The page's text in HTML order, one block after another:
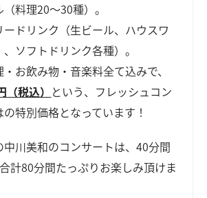
料理20～30種）。
ドリンク（生ビール、ハウスワ
ソフトドリンク各種）。
お飲み物・音楽料全て込みで、
税込） という、フレッシュコン
特別価格となっています！
川美和のコンサートは、40分間
計80分間たっぷりお楽しみ頂けま